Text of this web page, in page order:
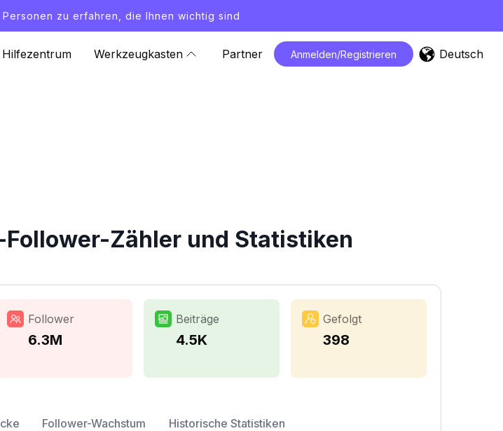
zu erfahren, die Ihnen wichtig sind
Hilfezentrum Werkzeugkasten Partner Anmelden/Registrieren Deutsch
Zähler und Statistiken
Follower
6.3M
Beiträge
4.5K
Gefolgt
398
Follower-Wachstum Historische Statistiken